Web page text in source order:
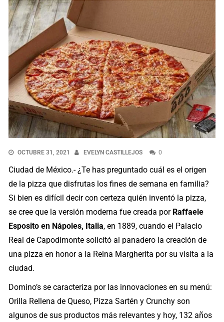
OCTUBRE 31, 2021 EVELYN CASTILLEJOS 0
Ciudad de México.- ¿Te has preguntado cuál es el origen
de la pizza que disfrutas los fines de semana en familia?
Si bien es difícil decir con certeza quién inventó la pizza,
se cree que la versión moderna fue creada por Raffaele
Esposito en Nápoles, Italia, en 1889, cuando el Palacio
Real de Capodimonte solicitó al panadero la creación de
una pizza en honor a la Reina Margherita por su visita a la
ciudad.
Domino’s se caracteriza por las innovaciones en su menú:
Orilla Rellena de Queso, Pizza Sartén y Crunchy son
algunos de sus productos más relevantes y hoy, 132 años